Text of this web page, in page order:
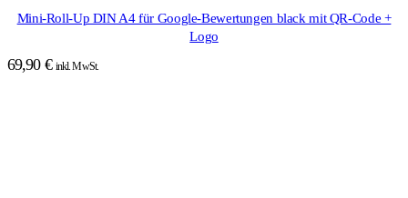
Mini-Roll-Up DIN A4 für Google-Bewertungen black mit QR-Code +
Logo
69,90 € inkl. MwSt.